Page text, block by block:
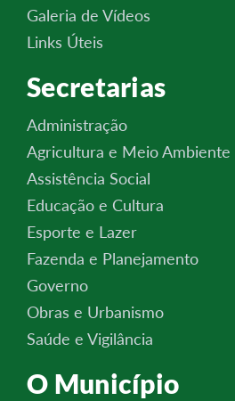
Galeria de Vídeos
Links Úteis
Secretarias
Administração
Agricultura e Meio Ambiente
Assistência Social
Educação e Cultura
Esporte e Lazer
Fazenda e Planejamento
Governo
Obras e Urbanismo
Saúde e Vigilância
O Município